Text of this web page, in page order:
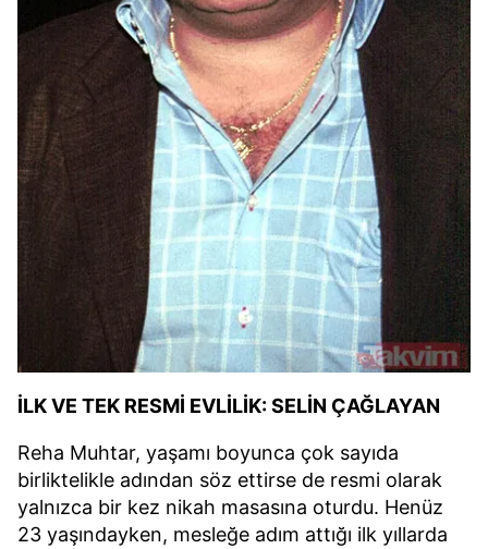
İLK VE TEK RESMİ EVLİLİK: SELİN ÇAĞLAYAN
Reha Muhtar, yaşamı boyunca çok sayıda
birliktelikle adından söz ettirse de resmi olarak
yalnızca bir kez nikah masasına oturdu. Henüz
23 yaşındayken, mesleğe adım attığı ilk yıllarda